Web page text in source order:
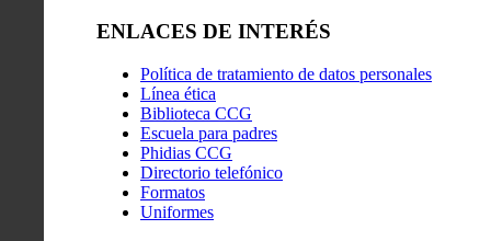
ENLACES DE INTERÉS
Política de tratamiento de datos personales
Línea ética
Biblioteca CCG
Escuela para padres
Phidias CCG
Directorio telefónico
Formatos
Uniformes